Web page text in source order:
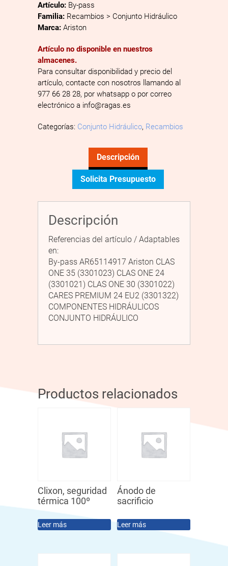
Artículo: By-pass
Familia: Recambios > Conjunto Hidráulico
Marca: Ariston
Artículo no disponible en nuestros
almacenes.
Para consultar disponibilidad y precio del
artículo, contacte con nosotros llamando al
977 66 28 28, por whatsapp o por correo
electrónico a info@ragas.es
Categorías: Conjunto Hidráulico, Recambios
Descripción
Solicita Presupuesto
Descripción
Referencias del artículo / Adaptables
en:
By-pass AR65114917 Ariston CLAS
ONE 35 (3301023) CLAS ONE 24
(3301021) CLAS ONE 30 (3301022)
CARES PREMIUM 24 EU2 (3301322)
COMPONENTES HIDRÁULICOS
CONJUNTO HIDRÁULICO
Productos relacionados
Clixon, seguridad
térmica 100º
Leer más
Ánodo de
sacrificio
Leer más